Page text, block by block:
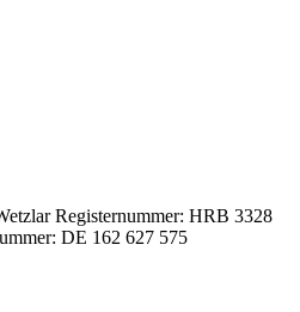
Registernummer: HRB 3328
DE 162 627 575